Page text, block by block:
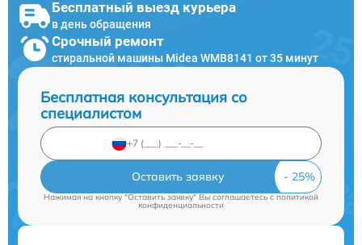
Бесплатный выезд курьера
в день обращения
Срочный ремонт
стиральной машины Midea WMB8141 от 35 минут
Бесплатная консультация со
специалистом
Оставить заявку
Нажимая на кнопку "Оставить заявку" Вы соглашаетесь cполитикой
конфиденциальности